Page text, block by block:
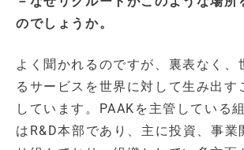
のでしょうか。
よく聞かれるのですが、裏表なく、
るサービスを世界に対して生み出す
しています。PAAKを主管している
はR&D本部であり、主に投資、事業